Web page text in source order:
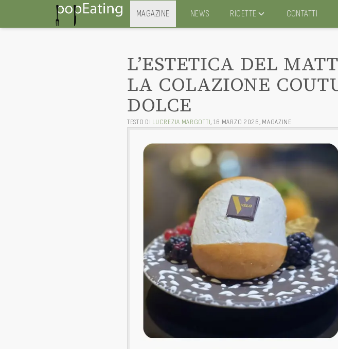
MAGAZINE NEWS RICETTE CONTATTI
L’ESTETICA DEL
LA COLAZIONE
DOLCE
TESTO DI LUCREZIA MARGOTTI, 16 MARZO 2026, MAGAZINE